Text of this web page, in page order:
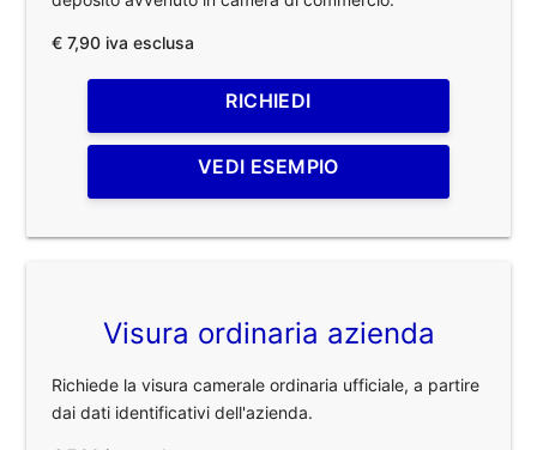
€ 7,90 iva esclusa
RICHIEDI
VEDI ESEMPIO
Visura ordinaria azienda
Richiede la visura camerale ordinaria ufficiale, a partire
dai dati identificativi dell'azienda.